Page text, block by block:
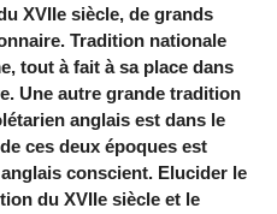
XVIIe siècle, de grands
Tradition nationale
tout à fait à sa place dans
Une autre grande tradition
anglais est dans le
ces deux époques est
conscient. Elucider le
du XVIIe siècle et le